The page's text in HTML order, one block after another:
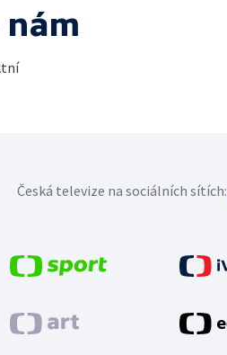
Česká televize na sociálních sítích: